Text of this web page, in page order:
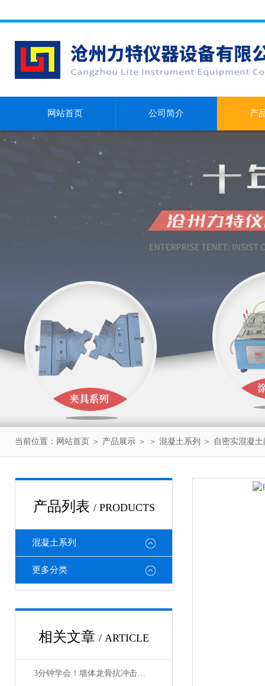
网站首页 公司简介 产
当前位置： 网站首页 ＞ 产品展示 ＞ ＞ 混凝土系列 ＞ 自密实混凝
产品列表 / PRODUCTS
混凝土系列
更多分类
相关文章 / ARTICLE
3分钟学会！墙体龙骨抗冲击试验装置的正确使用方法，让效率翻倍